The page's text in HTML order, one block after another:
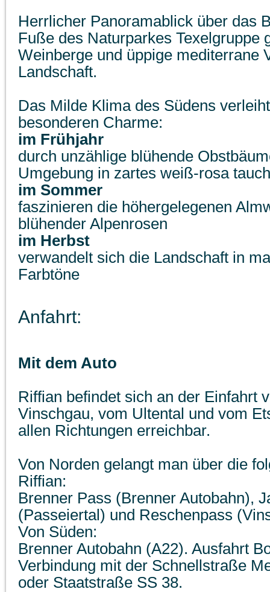
Herrlicher Panoramablick über das
Fuße des Naturparkes Texelgruppe
Weinberge und üppige mediterrane
Landschaft.
Das Milde Klima des Südens
besonderen Charme:
im Frühjahr
durch unzählige blühende
Umgebung in zartes weiß-rosa
im Sommer
faszinieren die höhergelegenen
blühender Alpenrosen
im Herbst
verwandelt sich die Landschaft in
Farbtöne
Anfahrt:
Mit dem Auto
Riffian befindet sich an der Einfahrt
Vinschgau, vom Ultental und vom
allen Richtungen erreichbar.
Von Norden gelangt man über die
Riffian:
Brenner Pass (Brenner Autobahn),
(Passeiertal) und Reschenpass
Von Süden:
Brenner Autobahn (A22). Ausfahrt
Verbindung mit der Schnellstraße
oder Staatstraße SS 38.